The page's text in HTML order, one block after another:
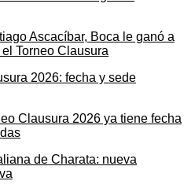
Ascacíbar, Boca le ganó a
Torneo Clausura
Clausura 2026 ya tiene fecha